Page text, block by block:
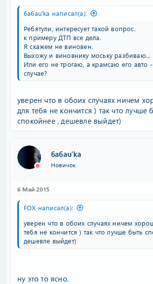
6a6au'ka написал(а):
Ребятули, интересует такой вопрос.
к примеру ДТП все дела.
Я скажем не виновен.
Выхожу и виновнику моську разбиваю...
Или его не трогаю, а крамсаю его авто -
случае?
уверен что в обоих случаях ничем
для тебя не кончится ) так что лучше
спокойнее , дешевле выйдет)
6a6au'ka
Новичок
6 Май 2015
FOX написал(а):
уверен что в обоих случаях ничем
тебя не кончится ) так что лучше быть
дешевле выйдет)
ну это то ясно.